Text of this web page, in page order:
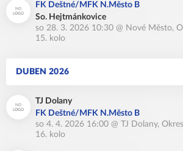
FK Deštné/MFK N.Město B
So. Hejtmánkovice
so 28. 3. 2026 10:30 @ Nové Město,
15. kolo
DUBEN 2026
TJ Dolany
FK Deštné/MFK N.Město B
so 4. 4. 2026 16:00 @ TJ Dolany,
16. kolo